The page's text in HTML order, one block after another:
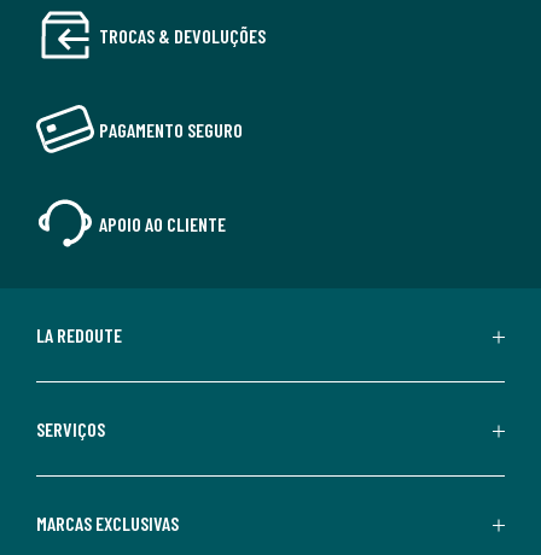
TROCAS & DEVOLUÇÕES
PAGAMENTO SEGURO
APOIO AO CLIENTE
LA REDOUTE
SERVIÇOS
MARCAS EXCLUSIVAS